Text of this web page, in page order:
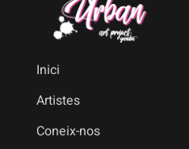
Inici
Artistes
Coneix-nos